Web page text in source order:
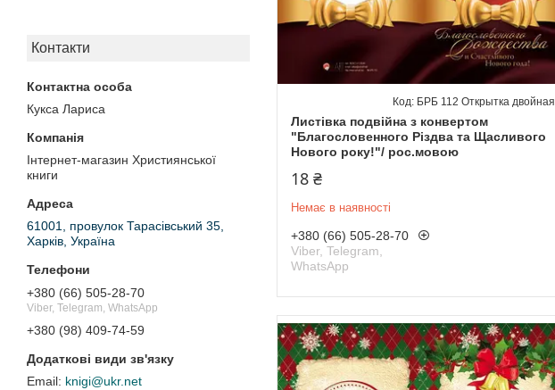
Контакти
Кукса Лариса
Інтернет-магазин Християнської
книги
61001, провулок Тарасівський 35,
Харків, Україна
+380 (66) 505-28-70
Viber, Telegram, WhatsApp
+380 (98) 409-74-59
knigi@ukr.net
Листівка подвійна з конвертом
"Благословенного Різдва та Щасливого
Нового року!"/ рос.мовою
БРБ 112 Открытка двойная
18 ₴
Немає в наявності
+380 (66) 505-28-70
Viber, Telegram,
WhatsApp